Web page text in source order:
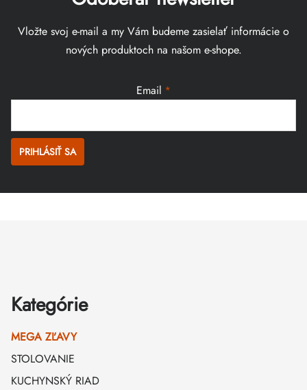
Vložte svoj e-mail a my Vám budeme zasielať informácie o
nových produktoch na našom e-shope.
Email
PRIHLÁSIŤ SA
Kategórie
MEGA ZĽAVY
STOLOVANIE
KUCHYNSKÝ RIAD